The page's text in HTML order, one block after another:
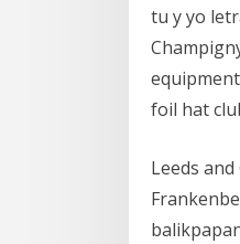
tu y yo
foil hat
Leeds